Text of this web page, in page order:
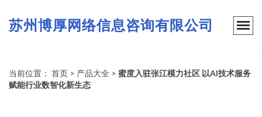
苏州博厚网络信息咨询有限公司
当前位置： 首页 > 产品大全 > 蜜度入驻张江模力社区 以AI技术服务
赋能行业数智化新生态